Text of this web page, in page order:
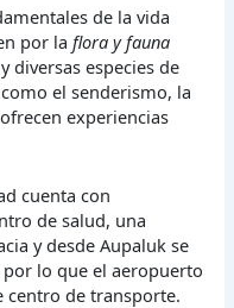
de la vida
por laflora y fauna
diversas especies de
el senderismo, la
experiencias
cuenta con
de salud, una
y desde Aupaluk se
lo que el aeropuerto
centro de transporte.